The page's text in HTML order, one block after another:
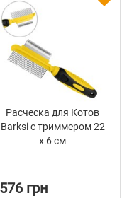
Расческа для Котов
Barksi с триммером 22
х 6 см
576 грн